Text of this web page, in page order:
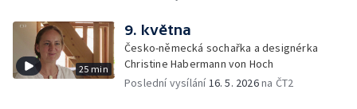
25 min
9. května
Česko-německá sochařka a designérka
Christine Habermann von Hoch
Poslední vysílání16. 5. 2026na ČT2